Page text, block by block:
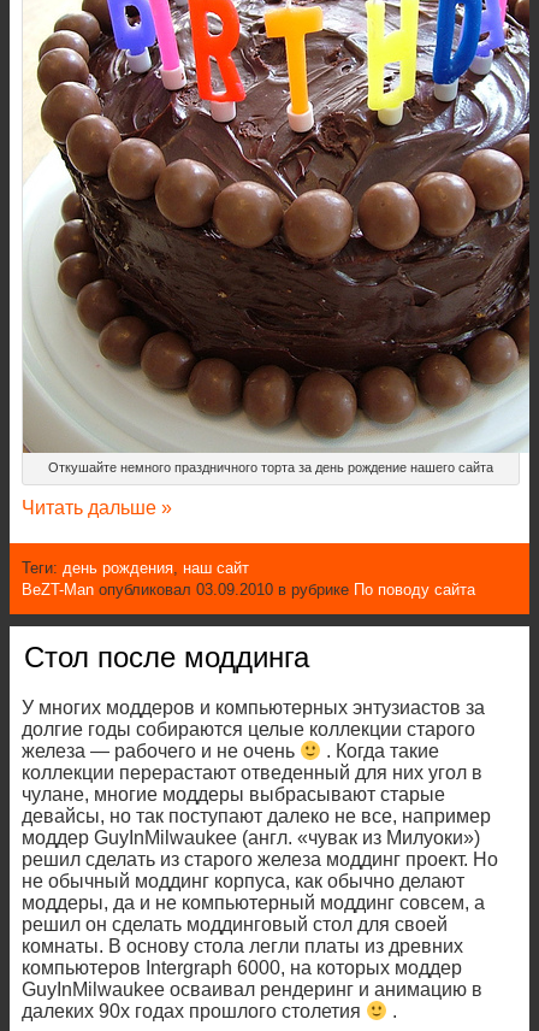
Откушайте немного праздничного торта за день рождение нашего сайта
Читать дальше »
Теги: день рождения, наш сайт
BeZT-Man опубликовал 03.09.2010 в рубрике По поводу сайта
Стол после моддинга
У многих моддеров и компьютерных энтузиастов за
долгие годы собираются целые коллекции старого
железа — рабочего и не очень
. Когда такие
коллекции перерастают отведенный для них угол в
чулане, многие моддеры выбрасывают старые
девайсы, но так поступают далеко не все, например
моддер GuyInMilwaukee (англ. «чувак из Милуоки»)
решил сделать из старого железа моддинг проект. Но
не обычный моддинг корпуса, как обычно делают
моддеры, да и не компьютерный моддинг совсем, а
решил он сделать моддинговый стол для своей
комнаты. В основу стола легли платы из древних
компьютеров Intergraph 6000, на которых моддер
GuyInMilwaukee осваивал рендеринг и анимацию в
далеких 90х годах прошлого столетия
.